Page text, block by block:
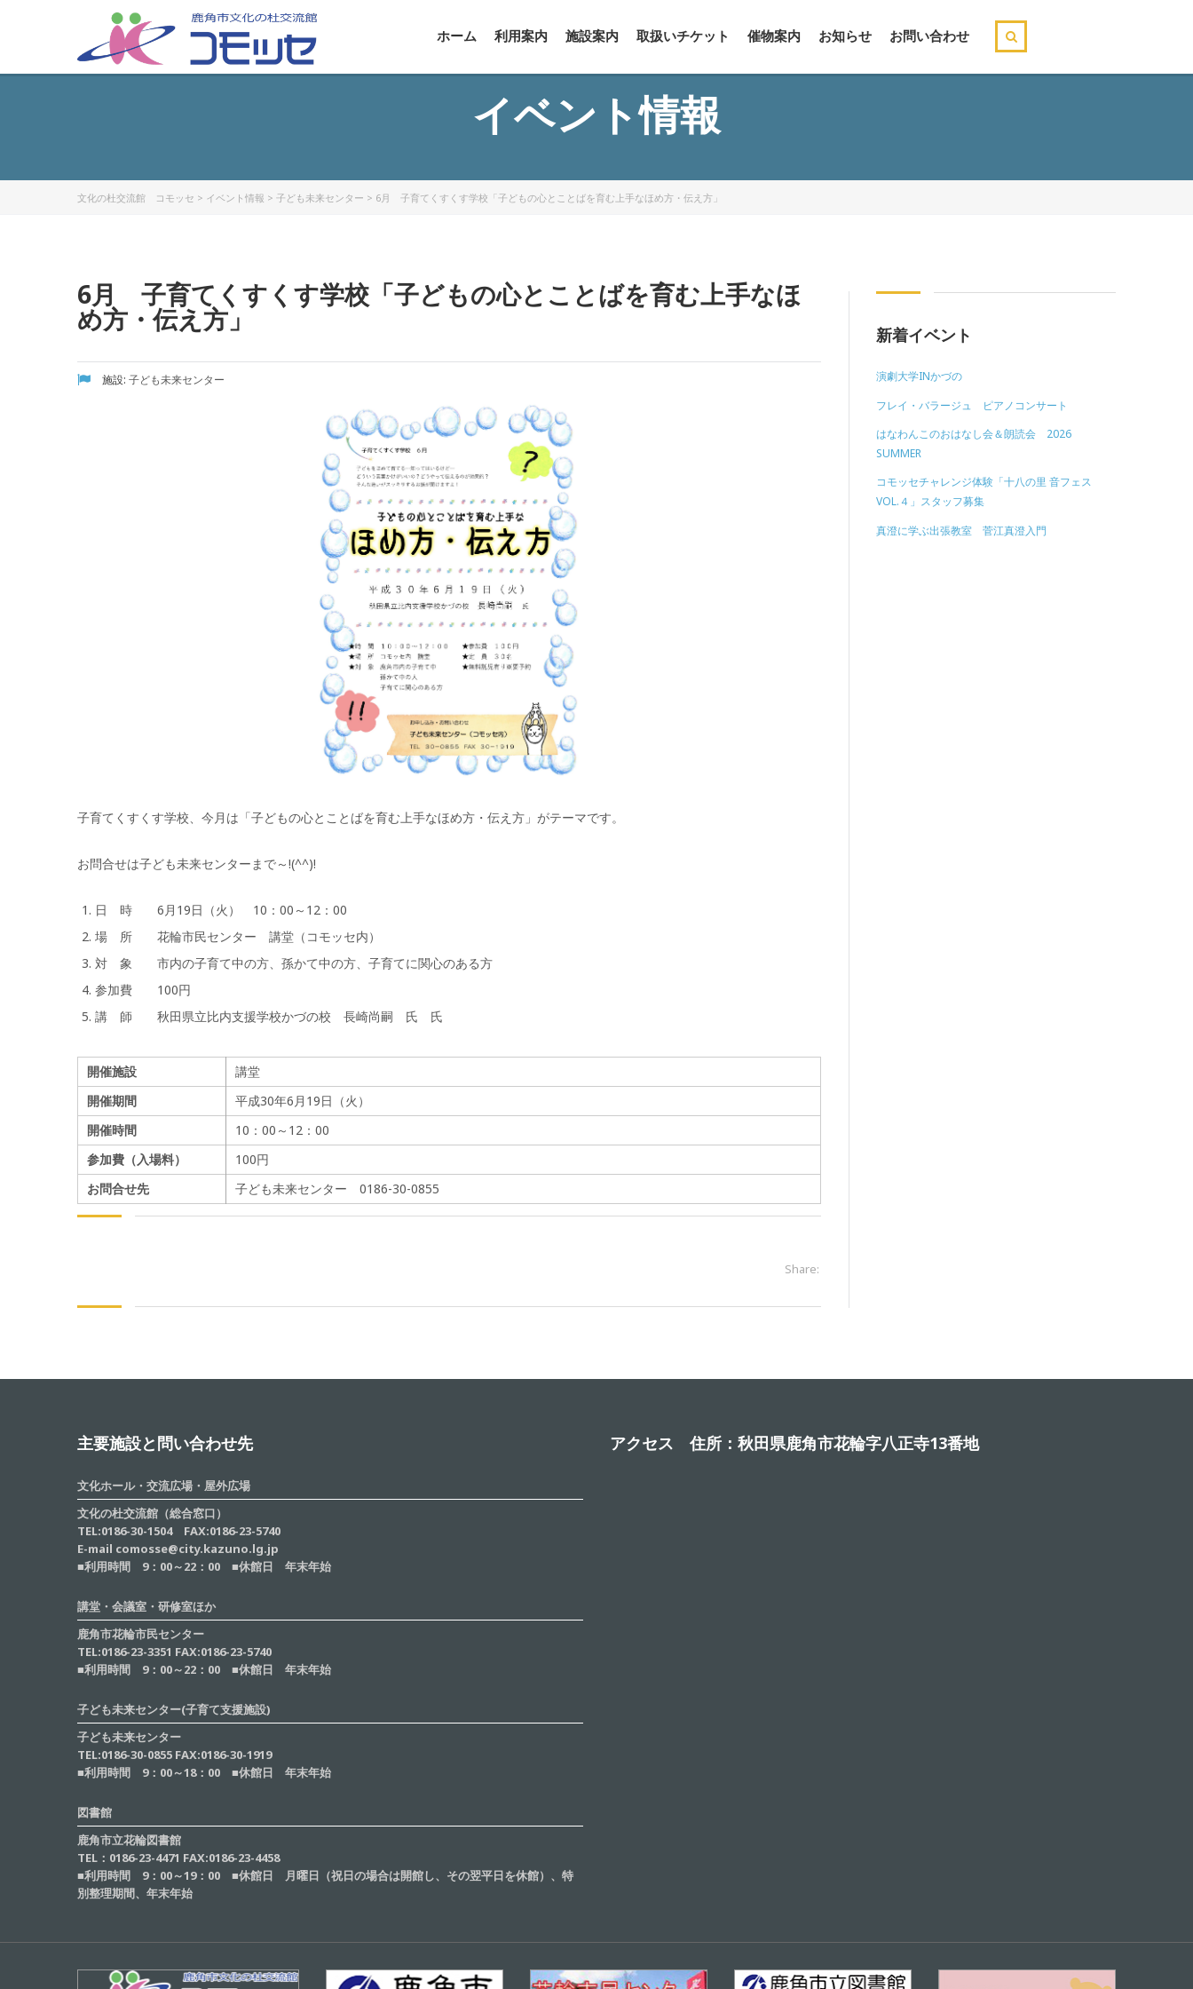
ホーム 利用案内 施設案内 取扱いチケット 催物案内 お知らせ お問い合わせ
イベント情報
文化の杜交流館 コモッセ > イベント情報 > 子ども未来センター > 6月 子育てくすくす学校「子どもの心とことばを育む上手なほめ方・伝え方」
6月 子育てくすくす学校「子どもの心とことばを育む上手なほ
め方・伝え方」
施設: 子ども未来センター
子育てくすくす学校、今月は「子どもの心とことばを育む上手なほめ方・伝え方」がテーマです。
お問合せは子ども未来センターまで～!(^^)!
日 時 6月19日（火） 10：00～12：00
場 所 花輪市民センター 講堂（コモッセ内）
対 象 市内の子育て中の方、孫かて中の方、子育てに関心のある方
参加費 100円
講 師 秋田県立比内支援学校かづの校 長崎尚嗣 氏 氏
開催施設
講堂
開催期間
平成30年6月19日（火）
開催時間
10：00～12：00
参加費（入場料）
100円
お問合せ先
子ども未来センター 0186-30-0855
Share:
新着イベント
演劇大学INかづの
フレイ・バラージュ ピアノコンサート
はなわんこのおはなし会＆朗読会 2026
SUMMER
コモッセチャレンジ体験「十八の里 音フェス
VOL.４」スタッフ募集
真澄に学ぶ出張教室 菅江真澄入門
主要施設と問い合わせ先
文化ホール・交流広場・屋外広場
文化の杜交流館（総合窓口）
TEL:0186-30-1504 FAX:0186-23-5740
E-mail comosse@city.kazuno.lg.jp
■利用時間 9：00～22：00 ■休館日 年末年始
講堂・会議室・研修室ほか
鹿角市花輪市民センター
TEL:0186-23-3351 FAX:0186-23-5740
■利用時間 9：00～22：00 ■休館日 年末年始
子ども未来センター(子育て支援施設)
子ども未来センター
TEL:0186-30-0855 FAX:0186-30-1919
■利用時間 9：00～18：00 ■休館日 年末年始
図書館
鹿角市立花輪図書館
TEL：0186-23-4471 FAX:0186-23-4458
■利用時間 9：00～19：00 ■休館日 月曜日（祝日の場合は開館し、その翌平日を休館）、特
別整理期間、年末年始
アクセス 住所：秋田県鹿角市花輪字八正寺13番地